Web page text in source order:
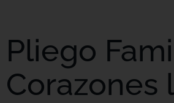
Pliego
Corazones